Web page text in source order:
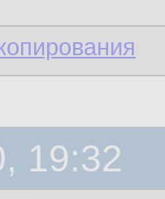
19:32